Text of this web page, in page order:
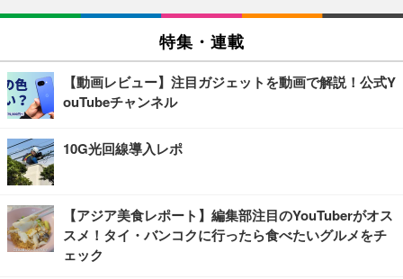
特集・連載
【動画レビュー】注目ガジェットを動画で解説！公式Y
ouTubeチャンネル
10G光回線導入レポ
【アジア美食レポート】編集部注目のYouTuberがオス
スメ！タイ・バンコクに行ったら食べたいグルメをチ
ェック